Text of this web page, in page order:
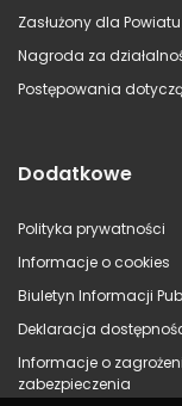
Zasłużony dla
Nagroda za
Postępowania
Dodatkowe
Polityka prywatności
Informacje o cookies
Biuletyn Informacji
Deklaracja
Informacje o
zabezpieczenia